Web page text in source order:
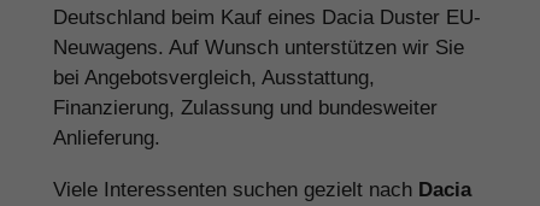
Deutschland beim Kauf eines Dacia Duster EU-
Neuwagens. Auf Wunsch unterstützen wir Sie
bei Angebotsvergleich, Ausstattung,
Finanzierung, Zulassung und bundesweiter
Anlieferung.
Viele Interessenten suchen gezielt nach Dacia